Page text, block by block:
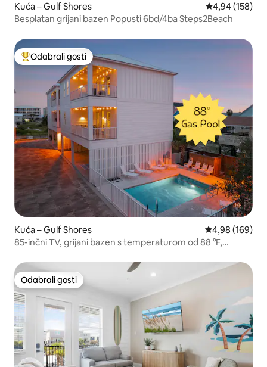
Kuća – Gulf Shores Prosječna
4,94 (158)
Besplatan grijani bazen Popusti 6bd/4ba Steps2Beach
Među najviše rangiranima s oznakom „Odabrali gosti”
Odabrali gosti
Kuća – Gulf Shores Prosječna
4,98 (169)
85-inčni TV, grijani bazen s temperaturom od 88 °F,
Odabrali gosti
Odabrali gosti